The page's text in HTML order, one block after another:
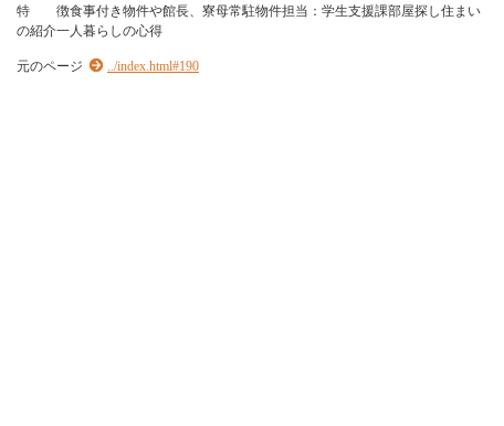
特 徴食事付き物件や館長、寮母常駐物件担当：学生支援課部屋探し住まい
の紹介一人暮らしの心得
元のページ ../index.html#190